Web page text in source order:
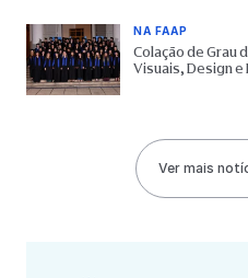
NA FAAP
Colação de Grau
Visuais, Design e
Ver mais